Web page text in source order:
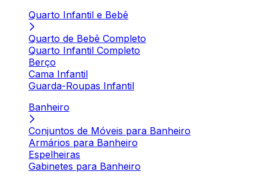
Quarto Infantil e Bebê
Quarto de Bebê Completo
Quarto Infantil Completo
Berço
Cama Infantil
Guarda-Roupas Infantil
Banheiro
Conjuntos de Móveis para Banheiro
Armários para Banheiro
Espelheiras
Gabinetes para Banheiro